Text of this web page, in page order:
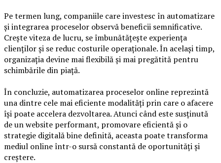
Pe termen lung, companiile care investesc în automatizare
și integrarea proceselor observă beneficii semnificative.
Crește viteza de lucru, se îmbunătățește experiența
clienților și se reduc costurile operaționale. În același timp,
organizația devine mai flexibilă și mai pregătită pentru
schimbările din piață.
În concluzie, automatizarea proceselor online reprezintă
una dintre cele mai eficiente modalități prin care o afacere
își poate accelera dezvoltarea. Atunci când este susținută
de un website performant, promovare eficientă și o
strategie digitală bine definită, aceasta poate transforma
mediul online într-o sursă constantă de oportunități și
creștere.